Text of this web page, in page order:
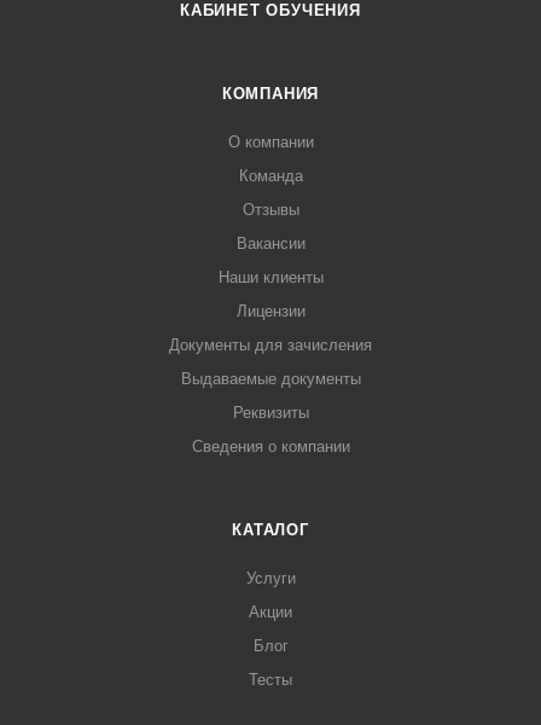
КАБИНЕТ ОБУЧЕНИЯ
КОМПАНИЯ
О компании
Команда
Отзывы
Вакансии
Наши клиенты
Лицензии
Документы для зачисления
Выдаваемые документы
Реквизиты
Сведения о компании
КАТАЛОГ
Услуги
Акции
Блог
Тесты